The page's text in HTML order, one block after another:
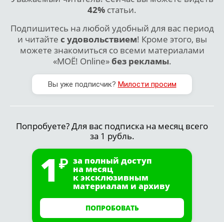
42% статьи.
Подпишитесь на любой удобный для вас период
и читайте с удовольствием! Кроме этого, вы
можете знакомиться со всеми материалами
«МОЁ! Online»без рекламы.
Вы уже подписчик? Милости просим
Попробуете? Для вас подписка на месяц всего
за 1 рубль.
1 за полный доступ
на месяц
к эксклюзивным
материалам и архиву
ПОПРОБОВАТЬ